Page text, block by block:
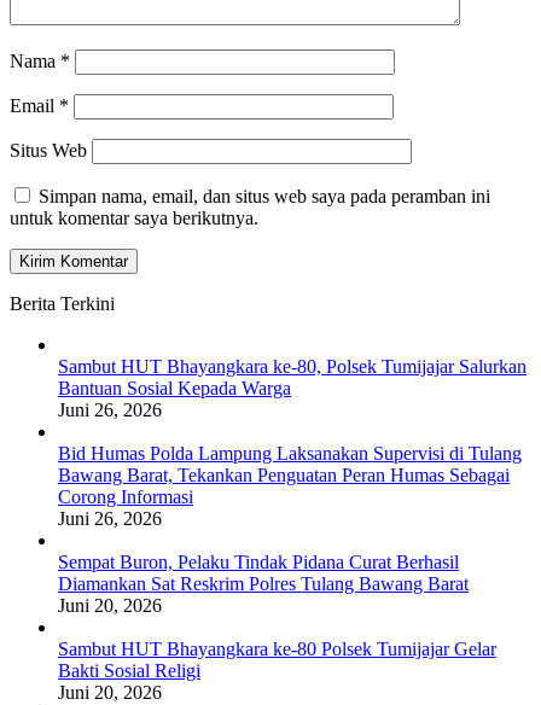
Nama *
Email *
Situs Web
Simpan nama, email, dan situs web saya pada peramban ini
untuk komentar saya berikutnya.
Berita Terkini
Sambut HUT Bhayangkara ke-80, Polsek Tumijajar Salurkan
Bantuan Sosial Kepada Warga
Juni 26, 2026
Bid Humas Polda Lampung Laksanakan Supervisi di Tulang
Bawang Barat, Tekankan Penguatan Peran Humas Sebagai
Corong Informasi
Juni 26, 2026
Sempat Buron, Pelaku Tindak Pidana Curat Berhasil
Diamankan Sat Reskrim Polres Tulang Bawang Barat
Juni 20, 2026
Sambut HUT Bhayangkara ke-80 Polsek Tumijajar Gelar
Bakti Sosial Religi
Juni 20, 2026